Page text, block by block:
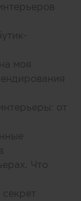
моя
от
Что